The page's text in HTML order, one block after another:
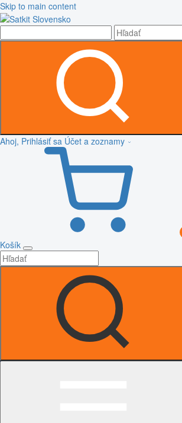
Skip to main content
Ahoj, Prihlásiť sa Účet a zoznamy
Košík